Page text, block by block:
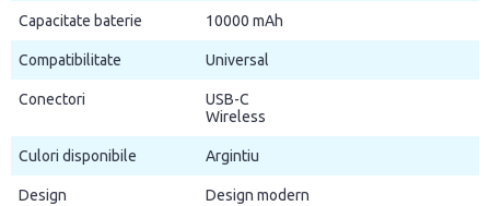
Capacitate baterie 10000 mAh
Compatibilitate Universal
Conectori
USB-C
Wireless
Culori disponibile Argintiu
Design Design modern